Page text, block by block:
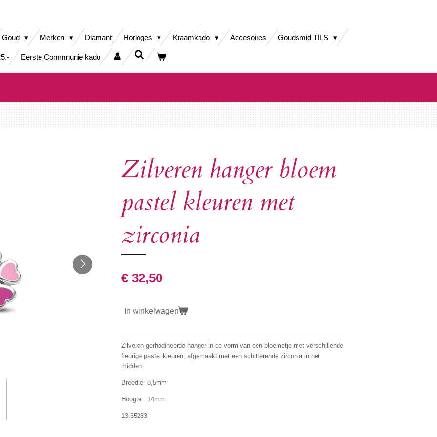
Goud Merken Diamant Horloges Kraamkado Accesoires Goudsmid TILS
Eerste Commnunie kado
Zilveren hanger bloem
pastel kleuren met
zirconia
€ 32,50
In winkelwagen
Zilveren gerhodineerde hanger in de vorm van een bloemetje met verschillende
fleurige pastel kleuren, afgemaakt met een schitterende zirconia in het
midden.
Breedte: 8,5mm
Hoogte: 14mm
13.35283